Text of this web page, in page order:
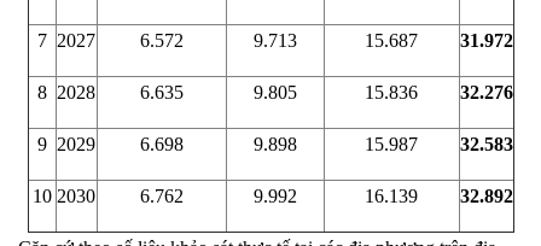
7 2027 6.572 9.713 15.687 31.972
8 2028 6.635 9.805 15.836 32.276
9 2029 6.698 9.898 15.987 32.583
10 2030 6.762 9.992 16.139 32.892